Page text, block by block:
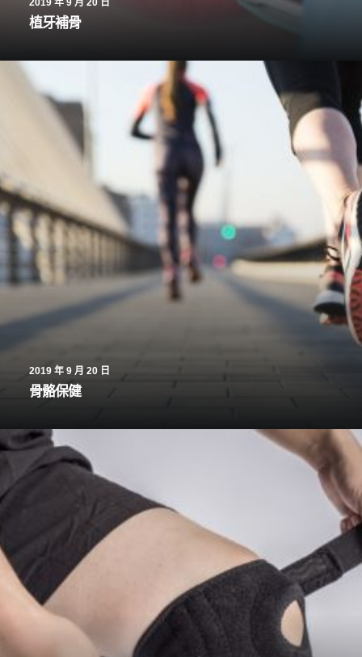
2019 年 9 月 20 日
植牙補骨
2019 年 9 月 20 日
骨骼保健